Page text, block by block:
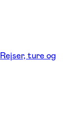
Rejser, ture og